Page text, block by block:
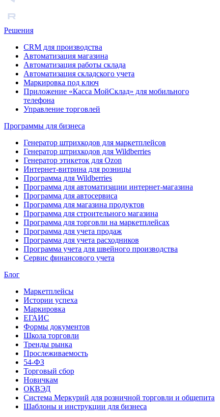
Решения
CRM для производства
Автоматизация магазина
Автоматизация работы склада
Автоматизация складского учета
Маркировка под ключ
Приложение «Касса МойСклад» для мобильного
телефона
Управление торговлей
Программы для бизнеса
Генератор штрихкодов для маркетплейсов
Генератор штрихкодов для Wildberries
Генератор этикеток для Ozon
Интернет-витрина для розницы
Программа для Wildberries
Программа для автоматизации интернет-магазина
Программа для автосервиса
Программа для магазина продуктов
Программа для строительного магазина
Программа для торговли на маркетплейсах
Программа для учета продаж
Программа для учета расходников
Программа учета для швейного производства
Сервис финансового учета
Блог
Маркетплейсы
Истории успеха
Маркировка
ЕГАИС
Формы документов
Школа торговли
Тренды рынка
Прослеживаемость
54-ФЗ
Торговый сбор
Новичкам
ОКВЭД
Система Меркурий для розничной торговли и общепита
Шаблоны и инструкции для бизнеса